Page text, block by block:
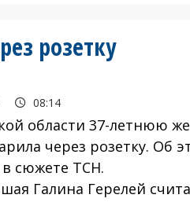
розетку
08:14
области 37-летнюю
через розетку. Об
в сюжете ТСН.
Галина Герелей